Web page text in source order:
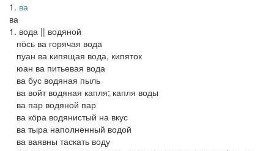
1 ва
ва
1. вода || водяной
пӧсь ва горячая вода
пуан ва кипящая вода, кипяток
юан ва питьевая вода
ва бус водяная пыль
ва войт водяная капля; капля воды
ва пар водяной пар
ва кӧра водянистый на вкус
ва тыра наполненный водой
ва ваявны таскать воду